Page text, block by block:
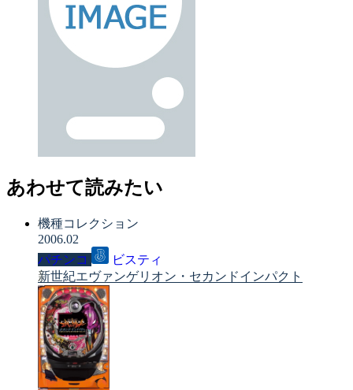
あわせて読みたい
機種コレクション
2006.02
パチンコ
ビスティ
新世紀エヴァンゲリオン・セカンドインパクト